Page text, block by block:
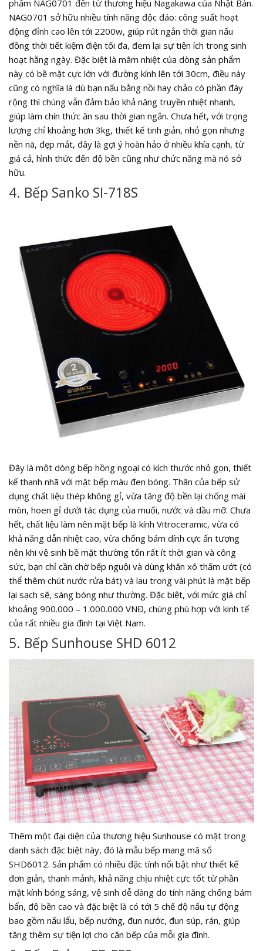
phẩm NAG0701 đến từ thương hiệu Nagakawa của Nhật Bản.
NAG0701 sở hữu nhiều tính năng độc đáo: công suất hoạt
động đỉnh cao lên tới 2200w, giúp rút ngắn thời gian nấu
đồng thời tiết kiệm điện tối đa, đem lại sự tiện ích trong sinh
hoạt hằng ngày. Đặc biệt là mâm nhiệt của dòng sản phẩm
này có bề mặt cực lớn với đường kính lên tới 30cm, điều này
cũng có nghĩa là dù bạn nấu bằng nồi hay chảo có phần đáy
rộng thì chúng vẫn đảm bảo khả năng truyền nhiệt nhanh,
giúp làm chín thức ăn sau thời gian ngắn. Chưa hết, với trọng
lượng chỉ khoảng hơn 3kg, thiết kế tinh giản, nhỏ gọn nhưng
nền nã, đẹp mắt, đây là gợi ý hoàn hảo ở nhiều khía cạnh, từ
giá cả, hình thức đến độ bền cũng như chức năng mà nó sở
hữu.
4. Bếp Sanko SI-718S
Đây là một dòng bếp hồng ngoại có kích thước nhỏ gọn, thiết
kế thanh nhã với mặt bếp màu đen bóng. Thân của bếp sử
dụng chất liệu thép không gỉ, vừa tăng độ bền lại chống mài
mòn, hoen gỉ dưới tác dụng của muối, nước và dầu mỡ. Chưa
hết, chất liệu làm nên mặt bếp là kính Vitroceramic, vừa có
khả năng dẫn nhiệt cao, vừa chống bám dính cực ấn tượng
nên khi vệ sinh bề mặt thường tốn rất ít thời gian và công
sức, bạn chỉ cần chờ bếp nguội và dùng khăn xô thấm ướt (có
thể thêm chút nước rửa bát) và lau trong vài phút là mặt bếp
lại sạch sẽ, sáng bóng như thường. Đặc biệt, với mức giá chỉ
khoảng 900.000 – 1.000.000 VNĐ, chúng phù hợp với kinh tế
của rất nhiều gia đình tại Việt Nam.
5. Bếp Sunhouse SHD 6012
Thêm một đại diện của thương hiệu Sunhouse có mặt trong
danh sách đặc biệt này, đó là mẫu bếp mang mã số
SHD6012. Sản phẩm có nhiều đặc tính nổi bật như thiết kế
đơn giản, thanh mảnh, khả năng chịu nhiệt cực tốt từ phần
mặt kính bóng sáng, vệ sinh dễ dàng do tính năng chống bám
bẩn, độ bền cao và đặc biệt là có tới 5 chế độ nấu tự động
bao gồm nấu lẩu, bếp nướng, đun nước, đun súp, rán, giúp
tăng thêm sự tiện lợi cho căn bếp của mỗi gia đình.